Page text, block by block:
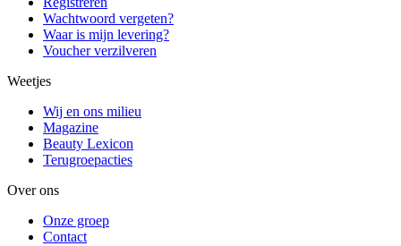
Wachtwoord vergeten?
Waar is mijn levering?
Voucher verzilveren
Weetjes
Wij en ons milieu
Magazine
Beauty Lexicon
Terugroepacties
Over ons
Onze groep
Contact